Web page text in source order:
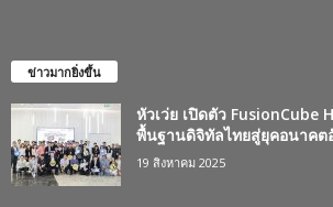
ข่าวมากยิ่งขึ้น
หัวเว่ย เปิดตัว FusionCube
พื้นฐานดิจิทัลไทยสู่ยุคอนาคต
19 สิงหาคม 2025